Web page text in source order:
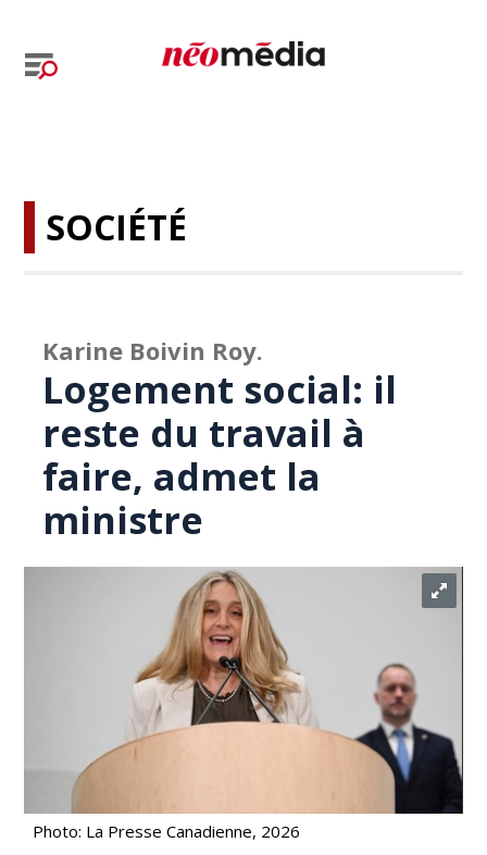
SOCIÉTÉ
Karine Boivin Roy.
Logement social: il
reste du travail à
faire, admet la
ministre
Photo: La Presse Canadienne, 2026